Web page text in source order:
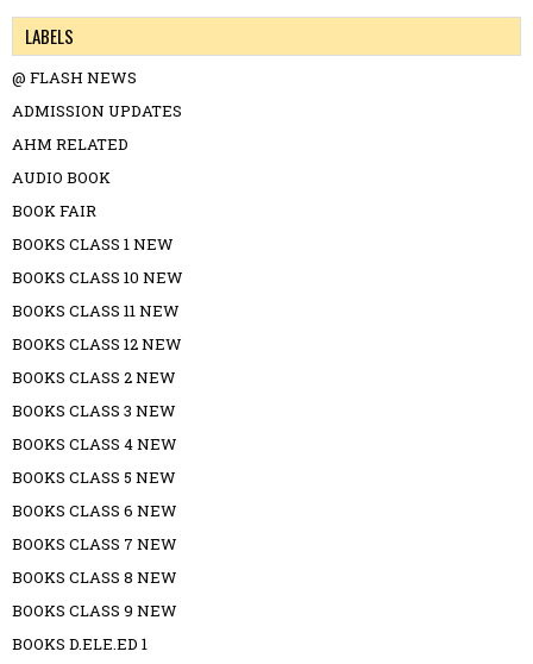
LABELS
@ FLASH NEWS
ADMISSION UPDATES
AHM RELATED
AUDIO BOOK
BOOK FAIR
BOOKS CLASS 1 NEW
BOOKS CLASS 10 NEW
BOOKS CLASS 11 NEW
BOOKS CLASS 12 NEW
BOOKS CLASS 2 NEW
BOOKS CLASS 3 NEW
BOOKS CLASS 4 NEW
BOOKS CLASS 5 NEW
BOOKS CLASS 6 NEW
BOOKS CLASS 7 NEW
BOOKS CLASS 8 NEW
BOOKS CLASS 9 NEW
BOOKS D.ELE.ED 1